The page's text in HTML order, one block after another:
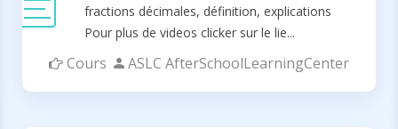
fractions décimales, définition, explications
Pour plus de videos clicker sur le lie...
Cours ASLC AfterSchoolLearningCenter